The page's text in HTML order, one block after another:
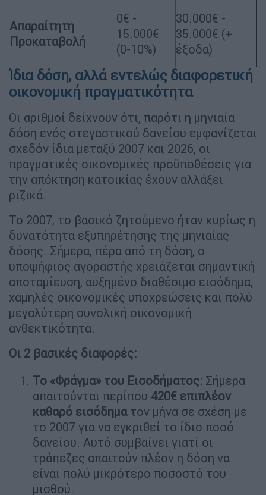
Απαραίτητη
Προκαταβολή
0€ -
15.000€
(0-10%)
30.000€ -
35.000€ (+
έξοδα)
Ίδια δόση, αλλά εντελώς διαφορετική
οικονομική πραγματικότητα
Οι αριθμοί δείχνουν ότι, παρότι η μηνιαία
δόση ενός στεγαστικού δανείου εμφανίζεται
σχεδόν ίδια μεταξύ 2007 και 2026, οι
πραγματικές οικονομικές προϋποθέσεις για
την απόκτηση κατοικίας έχουν αλλάξει
ριζικά.
Το 2007, το βασικό ζητούμενο ήταν κυρίως η
δυνατότητα εξυπηρέτησης της μηνιαίας
δόσης. Σήμερα, πέρα από τη δόση, ο
υποψήφιος αγοραστής χρειάζεται σημαντική
αποταμίευση, αυξημένο διαθέσιμο εισόδημα,
χαμηλές οικονομικές υποχρεώσεις και πολύ
μεγαλύτερη συνολική οικονομική
ανθεκτικότητα.
Οι 2 βασικές διαφορές:
Το «Φράγμα» του Εισοδήματος: Σήμερα
απαιτούνται περίπου 420€ επιπλέον
καθαρό εισόδηματον μήνα σε σχέση με
το 2007 για να εγκριθεί το ίδιο ποσό
δανείου. Αυτό συμβαίνει γιατί οι
τράπεζες απαιτούν πλέον η δόση να
είναι πολύ μικρότερο ποσοστό του
μισθού.